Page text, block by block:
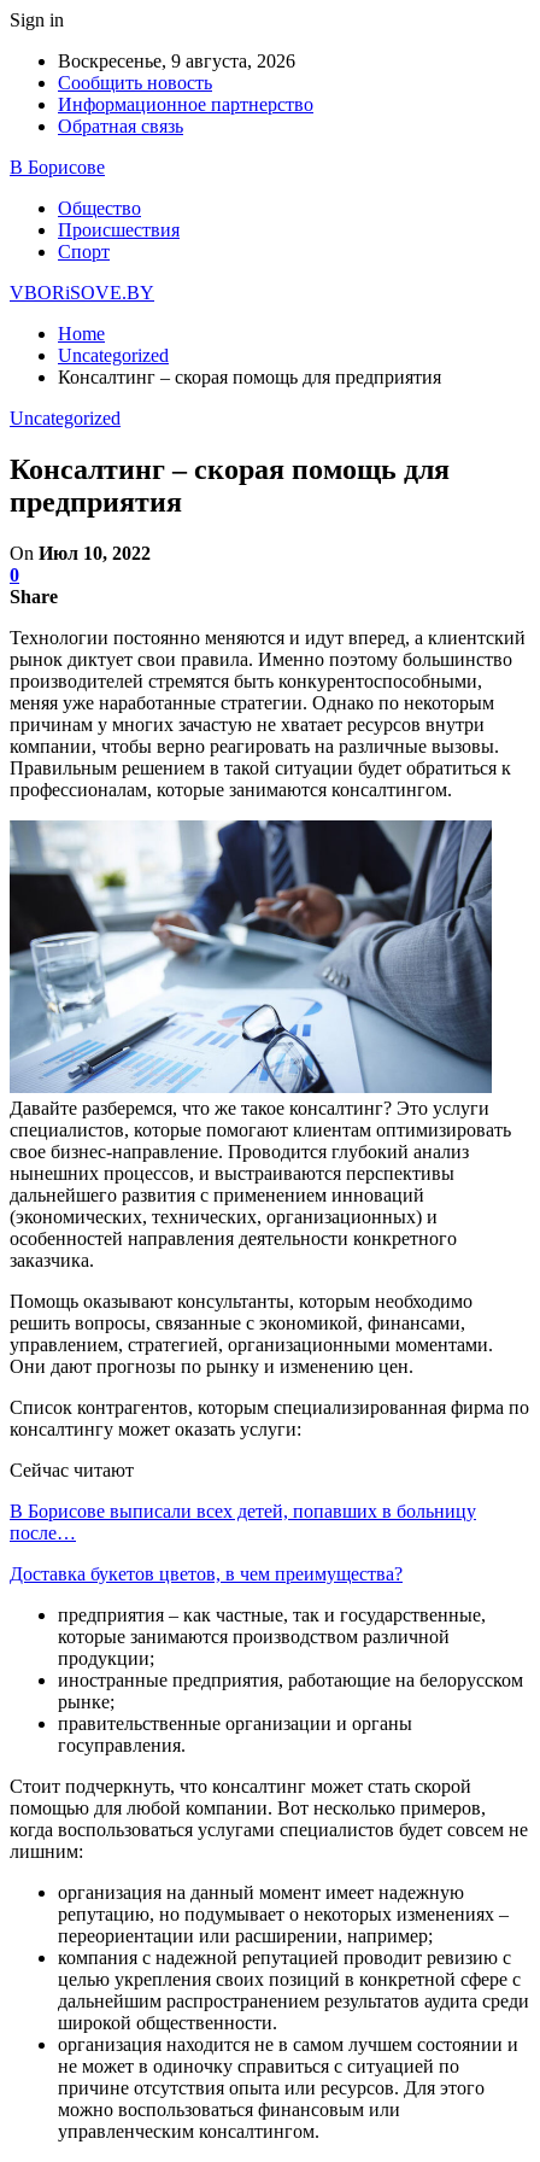
Sign in
Воскресенье, 9 августа, 2026
Сообщить новость
Информационное партнерство
Обратная связь
В Борисове
Общество
Происшествия
Спорт
VBORiSOVE.BY
Home
Uncategorized
Консалтинг – скорая помощь для предприятия
Uncategorized
Консалтинг – скорая помощь для
предприятия
On Июл 10, 2022
0
Share
Технологии постоянно меняются и идут вперед, а клиентский
рынок диктует свои правила. Именно поэтому большинство
производителей стремятся быть конкурентоспособными,
меняя уже наработанные стратегии. Однако по некоторым
причинам у многих зачастую не хватает ресурсов внутри
компании, чтобы верно реагировать на различные вызовы.
Правильным решением в такой ситуации будет обратиться к
профессионалам, которые занимаются консалтингом.
Давайте разберемся, что же такое консалтинг? Это услуги
специалистов, которые помогают клиентам оптимизировать
свое бизнес-направление. Проводится глубокий анализ
нынешних процессов, и выстраиваются перспективы
дальнейшего развития с применением инноваций
(экономических, технических, организационных) и
особенностей направления деятельности конкретного
заказчика.
Помощь оказывают консультанты, которым необходимо
решить вопросы, связанные с экономикой, финансами,
управлением, стратегией, организационными моментами.
Они дают прогнозы по рынку и изменению цен.
Список контрагентов, которым специализированная фирма по
консалтингу может оказать услуги:
Сейчас читают
В Борисове выписали всех детей, попавших в больницу
после…
Доставка букетов цветов, в чем преимущества?
предприятия – как частные, так и государственные,
которые занимаются производством различной
продукции;
иностранные предприятия, работающие на белорусском
рынке;
правительственные организации и органы
госуправления.
Стоит подчеркнуть, что консалтинг может стать скорой
помощью для любой компании. Вот несколько примеров,
когда воспользоваться услугами специалистов будет совсем не
лишним:
организация на данный момент имеет надежную
репутацию, но подумывает о некоторых изменениях –
переориентации или расширении, например;
компания с надежной репутацией проводит ревизию с
целью укрепления своих позиций в конкретной сфере с
дальнейшим распространением результатов аудита среди
широкой общественности.
организация находится не в самом лучшем состоянии и
не может в одиночку справиться с ситуацией по
причине отсутствия опыта или ресурсов. Для этого
можно воспользоваться финансовым или
управленческим консалтингом.